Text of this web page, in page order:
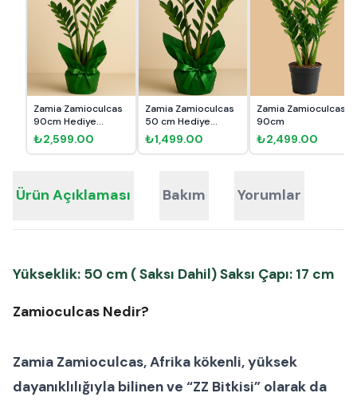
Zamia Zamioculcas
90cm Hediye
Paketli
₺2,599.00
Zamia Zamioculcas
50 cm Hediye
Paketli
₺1,499.00
Zamia Zamioculcas
90cm
₺2,499.00
Ürün Açıklaması Bakım Yorumlar
Yükseklik: 50 cm ( Saksı Dahil) Saksı Çapı: 17 cm
Zamioculcas Nedir?
Zamia Zamioculcas, Afrika kökenli, yüksek
dayanıklılığıyla bilinen ve “ZZ Bitkisi” olarak da